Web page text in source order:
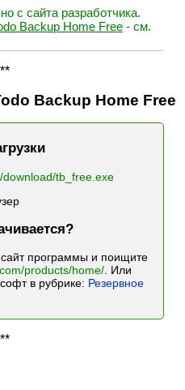
с сайта разработчика.
Backup Home Free - см.
Backup Home Free
tb_free.exe
программы и поищите
products/home/. Или
в рубрике: Резервное